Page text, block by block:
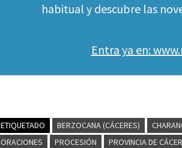
habitual y descubre las
Entra ya en:
ETIQUETADO BERZOCANA (CÁCERES)
ORACIONES
PROCESIÓN PROVINCIA DE